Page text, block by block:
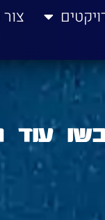
– קראו